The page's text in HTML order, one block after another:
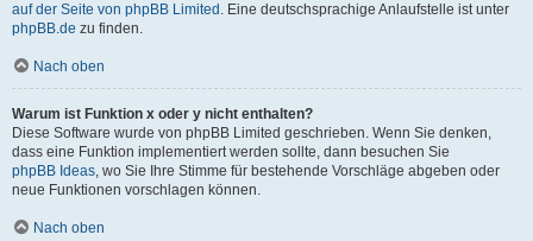
auf der Seite von phpBB Limited . Eine deutschsprachige Anlaufstelle ist unter
phpBB.de zu finden.
Nach oben
Warum ist Funktion x oder y nicht enthalten?
Diese Software wurde von phpBB Limited geschrieben. Wenn Sie denken,
dass eine Funktion implementiert werden sollte, dann besuchen Sie
phpBB Ideas, wo Sie Ihre Stimme für bestehende Vorschläge abgeben oder
neue Funktionen vorschlagen können.
Nach oben